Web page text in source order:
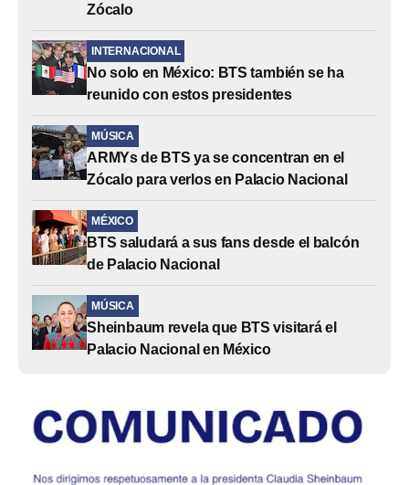
Zócalo
INTERNACIONAL
No solo en México: BTS también se ha
reunido con estos presidentes
MÚSICA
ARMYs de BTS ya se concentran en el
Zócalo para verlos en Palacio Nacional
MÉXICO
BTS saludará a sus fans desde el balcón
de Palacio Nacional
MÚSICA
Sheinbaum revela que BTS visitará el
Palacio Nacional en México